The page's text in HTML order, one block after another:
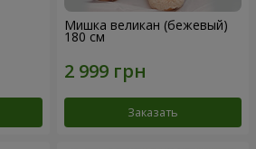
Мишка великан (бежевый)
180 см
Заказать